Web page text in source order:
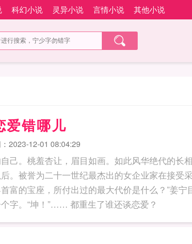
科幻小说 灵异小说 言情小说 其他小说
爱错哪儿
2023-12-01 08:04:29
己。桃羞杏让，眉目如画。如此风华绝代的长
。被誉为二十一世纪最杰出的女企业家在接受
富的宝座，所付出过的最大代价是什么？”姜宁
空，脑海里轻飘飘的闪过了一个字。“坤！”…… 都重生了谁还谈恋爱？